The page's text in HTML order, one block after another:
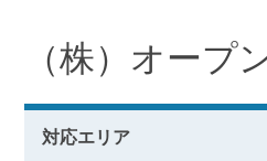
（株）オープ
対応エリア